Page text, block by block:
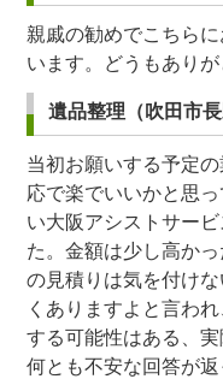
親戚の勧めでこちら
います。どうもありが
遺品整理（吹田市長
当初お願いする予定
応で楽でいいかと思
い大阪アシストサー
た。金額は少し高か
の見積りは気を付け
くありますよと言わ
する可能性はある、
何とも不安な回答が